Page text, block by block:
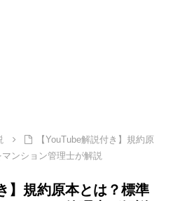
【YouTube解説付き】規約原
ンション管理士が解説
】規約原本とは？標準